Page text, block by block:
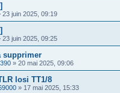
23 juin 2025, 09:19
23 juin 2025, 09:25
supprimer
» 20 mai 2025, 09:06
losi TT1/8
» 17 mai 2025, 15:33